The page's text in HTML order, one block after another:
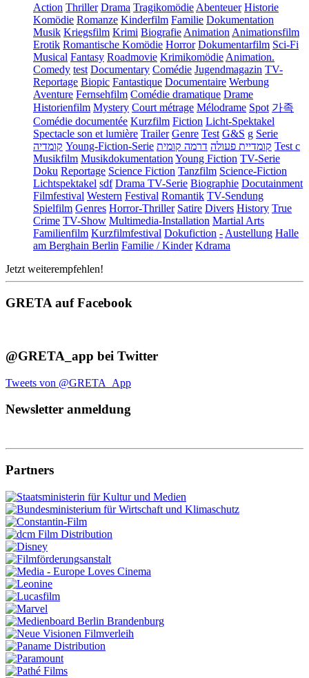
Action Thriller Drama Tragikomödie Abenteuer Historie
Komödie Romanze Kinderfilm Familie Dokumentation
Musik Kriegsfilm Krimi Biografie Animation Animationsfilm
Erotik Romantische Komödie Horror Dokumentarfilm Sci-Fi
Musical Fantasy Roadmovie Krimikomödie Animation.
Comedy test Documentary Comédie Jugendmagazin TV-
Reportage Biopic Fantastique Documentaire Werbung
Aventure Fernsehfilm Comédie dramatique Drame
Historienfilm Mystery Court métrage Mélodrame Spot 가족
Comédie documentée Kurzfilm Fiction Licht-Spektakel
Spectacle son et lumière Trailer Genre Test G&S g Serie
קומדיה Young-Fiction-Serie קומדיית פעולה דרמה קומית
Test c
Musikfilm Musikdokumentation Young Fiction TV-Serie
Doku Reportage Science Fiction Tanzfilm Science-Fiction
Lichtspektakel sdf Drama TV-Serie Biographie Docutainment
Filmfestival Western Festival Romantik TV-Sendung
Spielfilm Genres Horror-Thriller Satire Divers History True
Crime TV-Show Multimedia-Installation Martial Arts
Familienfilm Kurzfilmfestival Dokufiction - Austellung Halle
am Berghain Berlin Familie / Kinder Kdrama
Jetzt weiterempfehlen!
GRETA auf Facebook
@GRETA_app bei Twitter
Tweets von @GRETA_App
Newsletter anmeldung
Partners